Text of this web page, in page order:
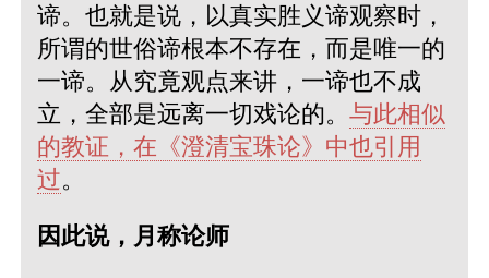
谛。也就是说，以真实胜义谛观察时，
所谓的世俗谛根本不存在，而是唯一的
一谛。从究竟观点来讲，一谛也不成
立，全部是远离一切戏论的。 与此相似
的教证，在《澄清宝珠论》中也引用
过。
因此说，月称论师